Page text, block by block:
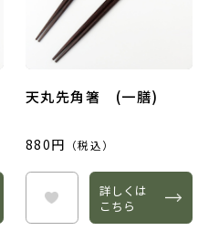
天丸先角箸 (一膳)
880円 （税込）
詳しくは
こちら